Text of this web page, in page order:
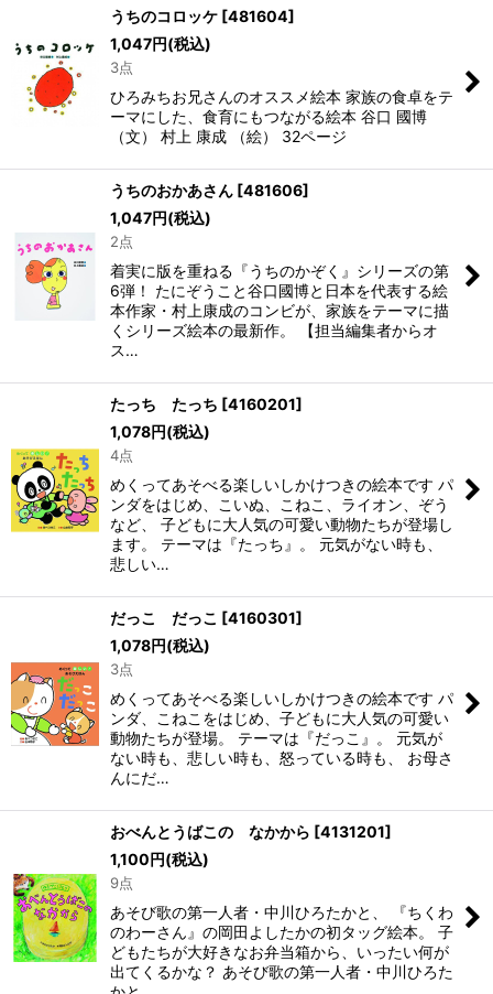
うちのコロッケ [481604]
1,047円(税込)
3点
ひろみちお兄さんのオススメ絵本 家族の食卓をテ
ーマにした、食育にもつながる絵本 谷口 國博
（文） 村上 康成 （絵） 32ページ
うちのおかあさん [481606]
1,047円(税込)
2点
着実に版を重ねる『うちのかぞく』シリーズの第
6弾！ たにぞうこと谷口國博と日本を代表する絵
本作家・村上康成のコンビが、家族をテーマに描
くシリーズ絵本の最新作。 【担当編集者からオ
ス…
たっち たっち [4160201]
1,078円(税込)
4点
めくってあそべる楽しいしかけつきの絵本です パ
ンダをはじめ、こいぬ、こねこ、ライオン、ぞう
など、 子どもに大人気の可愛い動物たちが登場し
ます。 テーマは『たっち』。 元気がない時も、
悲しい…
だっこ だっこ [4160301]
1,078円(税込)
3点
めくってあそべる楽しいしかけつきの絵本です パ
ンダ、こねこをはじめ、子どもに大人気の可愛い
動物たちが登場。 テーマは『だっこ』。 元気が
ない時も、悲しい時も、怒っている時も、 お母さ
んにだ…
おべんとうばこの なかから [4131201]
1,100円(税込)
9点
あそび歌の第一人者・中川ひろたかと、 『ちくわ
のわーさん』の岡田よしたかの初タッグ絵本。 子
どもたちが大好きなお弁当箱から、いったい何が
出てくるかな？ あそび歌の第一人者・中川ひろた